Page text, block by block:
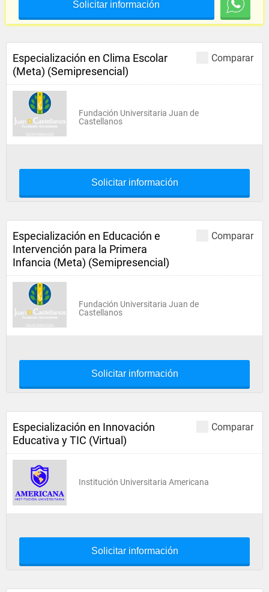
Solicitar información
Comparar
Especialización en Clima Escolar
(Meta) (Semipresencial)
Fundación Universitaria Juan de
Castellanos
Solicitar información
Comparar
Especialización en Educación e
Intervención para la Primera
Infancia (Meta) (Semipresencial)
Fundación Universitaria Juan de
Castellanos
Solicitar información
Comparar
Especialización en Innovación
Educativa y TIC (Virtual)
Institución Universitaria Americana
Solicitar información